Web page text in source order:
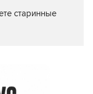
старинные